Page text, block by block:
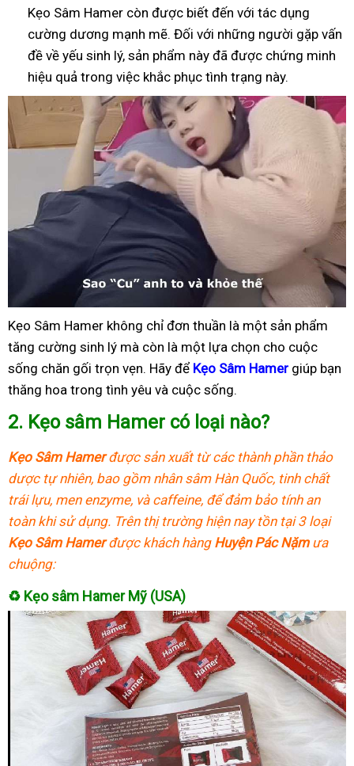
Kẹo Sâm Hamer còn được biết đến với tác dụng
cường dương mạnh mẽ. Đối với những người gặp vấn
đề về yếu sinh lý, sản phẩm này đã được chứng minh
hiệu quả trong việc khắc phục tình trạng này.
Kẹo Sâm Hamer không chỉ đơn thuần là một sản phẩm
tăng cường sinh lý mà còn là một lựa chọn cho cuộc
sống chăn gối trọn vẹn. Hãy để Kẹo Sâm Hamer giúp bạn
thăng hoa trong tình yêu và cuộc sống.
2. Kẹo sâm Hamer có loại nào?
Kẹo Sâm Hamerđược sản xuất từ các thành phần thảo
dược tự nhiên, bao gồm nhân sâm Hàn Quốc, tinh chất
trái lựu, men enzyme, và caffeine, để đảm bảo tính an
toàn khi sử dụng. Trên thị trường hiện nay tồn tại 3 loại
Kẹo Sâm Hamerđược khách hàng Huyện Pác Nặmưa
chuộng:
♻ Kẹo sâm Hamer Mỹ (USA)